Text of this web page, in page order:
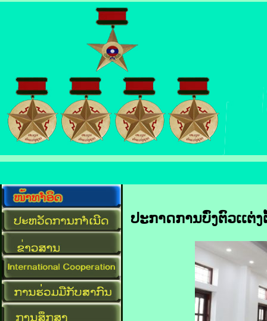
ປະກາດການບົ່ງຕົວເເຕ່